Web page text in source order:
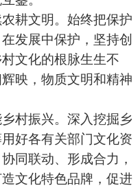
耕文明。始终把保护
发展中保护，坚持创
文化的根脉生生不
映，物质文明和精神
村振兴。深入挖掘乡
好各有关部门文化资
同联动、形成合力，
文化特色品牌，促进